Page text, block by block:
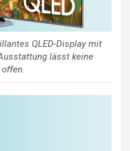
QLED-Display mit
lässt keine